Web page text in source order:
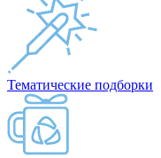
Тематические подборки